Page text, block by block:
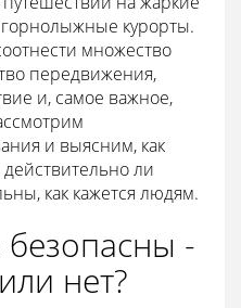
курорты.
множество
передвижения,
и, самое важное,
и выясним, как
ли
как кажется людям.
-
нет?